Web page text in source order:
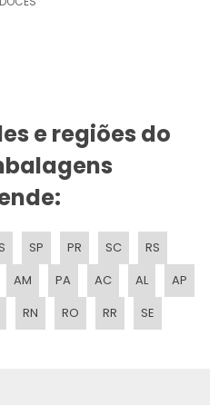
e regiões do
SP PR SC
RS
AM PA AC AL
AP
RN RO RR
SE